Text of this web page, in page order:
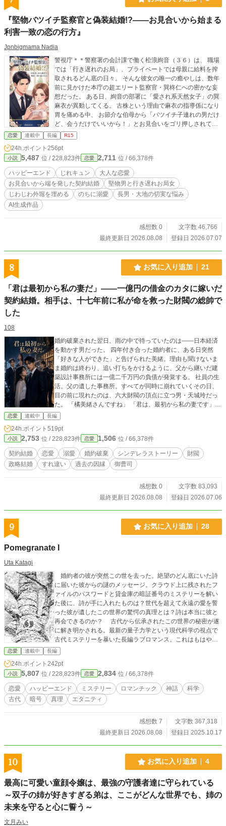
『堅物バツイチ監察官と偽装結婚!?――お見合いから始まる
利害一致の恋の行方』
Jpnbigmama Nadia
警視庁＊＊警察署の会計課で働く松浪絢音（３６）は、 職場
では「行き遅れのお局」、プライベートでは母親に給料を搾
取されるどん底の日々。 そんな彼女の唯一の癒やしは、数年
前に見かけた本庁の超エリート監察官・巽柊仁への密かな妄
想だった。 ある日、絢音の部署に「愛され系天然女子」の巽
麻衣が異動してくる。 古株という理由で麻衣の指導係になり
胃を痛める中、 お節介な伯母から「バツイチ子連れの男だけ
ど、会うだけでいいから！」とお見合いをゴリ押しされてし
まう。 「親戚の小言を黙らせるための、消化試合よ」と、釣
書も写真も見ずにヤケクソで向かった高級料亭。 しかし、そ
こに座っていたのは――まさかの憧れの君、巽柊仁で！？ 実
は柊仁もまた、親戚からの「早く再婚しろ」というハッパか
ら逃れるため、 このお見合いを義務感で引き受けたクチだっ
た。 完璧に見えて、実は一児の父として仕事と育児に奔走す
る柊仁。 お互いの「事情」から始まったお見合いだったが、
絢音の不器用な優しさと、 柊仁の隠された家庭的な一面に触
に3〜4回程度】、不定期で1日1話を目標に更新していく予定
です。 マイペースですが、またお付き合いいただけますと幸
恋愛 連載中 長編 R15
24h.ポイント 256pt
小説 5,487 位 / 228,823件 恋愛 2,711 位 / 66,378件
ハッピーエンド じれキュン
大人な恋愛
お見合いから端を発した契約結婚
堅物男と行き遅れお局女
じわじわ外堀を埋める
のちに溺愛
長男・大地の切実な悩み
AI生成作品
感想数 0
文字数 46,766
最終更新日 2026.08.08
登録日 2026.07.07
8 お気に入り追加 21
「君は最初から私の妻だ」――一億円の借金のカタに嫁いだ
契約結婚。相手は、十七年前に私が命を救った財閥の総帥で
した
108
婚約破棄された翌日、雨の中で待っていたのは――日本経済
を動かす男だった。 四年付き合った婚約者に、ある日突然
「好きな人ができた」と告げられた美緒。理由も聞けないま
ま婚約は終わり、追い打ちをかけるように、父から継いだ建
築設計事務所には一億二千万円の負債が発覚する。 社員の生
活。父の遺した事務所。すべてが同時に崩れていくその日、
目の前に現れたのは、六大財閥の頂点に立つ男・天城玲だっ
た。 「橘美緒さんですね」 「君は、最初から私の妻です」
冗談かと思った。けれど彼は本気だった。 「事務所の負債、
肩代わりします。条件は、私と結婚すること」 拒否権のない
契約。逃げ場のない結婚。 けれど美緒が知らなかったのは―
―なぜ、日本一の財閥総帥が、一介の建築デザイナーにここ
まで執着するのか、その本当の理由だった。 止まったままの
腕時計。彼が毎年、必ず一輪買う青い薔薇。そして、十七年
前に亡くなったという「妹」の存在。 支配なのか、束縛なの
された真実に、美緒はまだ気づいていない。 十七年前、まだ
何者でもなかった一人の少女が、傷ついた一人の少年に、た
るのではなく、支え合う未来を。 これは、拒否権のない契約
結婚から始まり―― 互いに気づかぬまま、互いの人生を二度
恋愛 連載中 長編
24h.ポイント 519pt
小説 2,753 位 / 228,823件 恋愛 1,506 位 / 66,378件
契約結婚 恋愛 溺愛 婚約破棄 シンデレラストーリー
財閥
政略結婚
すれ違い 過去の因縁 御曹司
感想数 0
文字数 83,093
最終更新日 2026.08.08
登録日 2026.07.06
9 お気に入り追加 28
Pomegranate I
Uta Katagi
婚約者の彼が突然この世を去った。絶望のどん底にいた詩
に届いた彼からの謎のメッセージ。クラウド上に残されたフ
ァイルのパスワードと貸金庫の暗証番号のミステリーを解い
た後に、詩が手に入れたものは？世代を超えて永遠の愛を誓
った彼が遺したこの世界の驚愕の真理とは？詩は本当に彼と
再会できるのか？ 古代から伝承されたこの世界の秘密が遂
に解き明かされる。最新の量子力学という現代科学の視点で
古代ミステリーを暴いた長編ラブロマンス。これはもはや、
ファンタジーの域を越えた究極の愛の物語。恋愛に憧れ愛の
本質に悩み戸惑う人々に真実の愛とは何かを伝える作者渾身
の超大作。 ＊本作品は「小説家になろう」にも掲載していま
す。
恋愛 連載中 長編
24h.ポイント 242pt
小説 5,807 位 / 228,823件 恋愛 2,834 位 / 66,378件
恋愛 ハッピーエンド ミステリー ロマンチック 神話
科学
古代
暗号 真理 エタニティ
感想数 7
文字数 367,318
最終更新日 2026.08.08
登録日 2025.10.17
10 お気に入り追加 4
最高に可愛い童顔令嬢は、最強の守護者達に守られている
～双子の姉が好きすぎる弟は、ここがどんな世界でも、姉の
未来を守ると心に誓う～
文月みい